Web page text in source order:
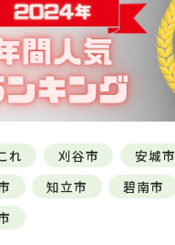
れ 刈谷市
安城市
知立市
碧南市